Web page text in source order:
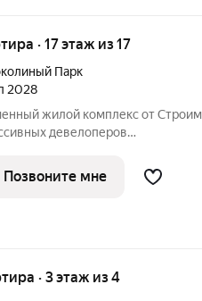
· 17 этаж из 17
Парк
2028
жилой комплекс от Строим
девелоперов
близости от новой
Позвоните мне
· 3 этаж из 4